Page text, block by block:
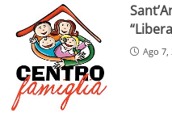
Ago 7,